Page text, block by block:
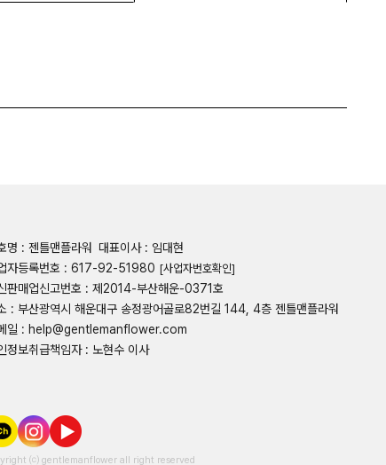
명 : 젠틀맨플라워 대표이사 : 임대현
자등록번호 : 617-92-51980 [사업자번호확인]
판매업신고번호 : 제2014-부산해운-0371호
: 부산광역시 해운대구 송정광어골로82번길 144, 4층 젠틀맨플라워
일 : help@gentlemanflower.com
정보취급책임자 : 노현수 이사
⒞ gentlemanflower all right reserved